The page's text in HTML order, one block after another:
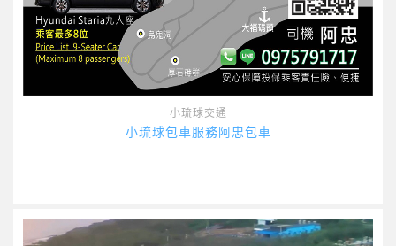
小琉球交通
小琉球包車服務阿忠包車